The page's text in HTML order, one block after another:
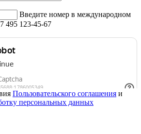
Введите номер в международном
495 123-45-67
Пользовательского соглашения и
персональных данных